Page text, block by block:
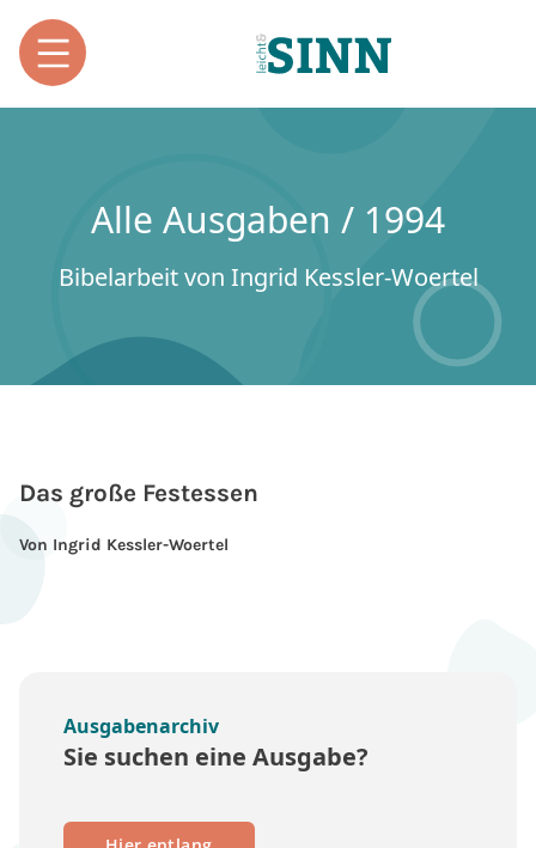
Alle Ausgaben / 1994
Bibelarbeit von Ingrid Kessler-Woertel
Das große Festessen
Von Ingrid Kessler-Woertel
Ausgabenarchiv
Sie suchen eine Ausgabe?